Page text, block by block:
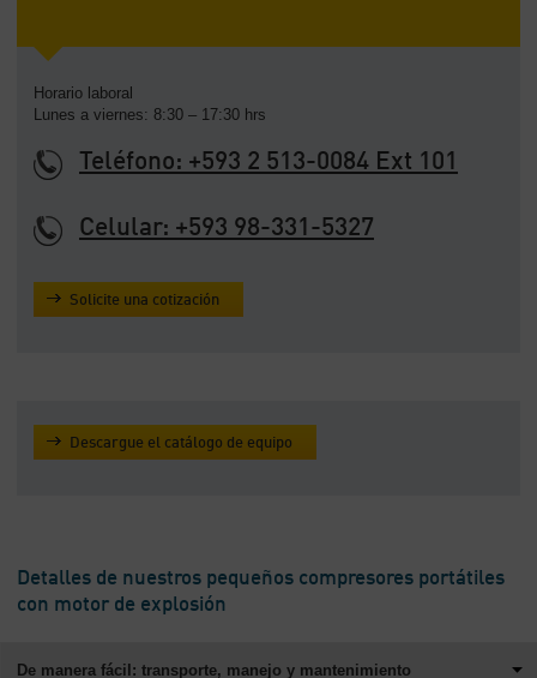
Horario laboral
Lunes a viernes: 8:30 – 17:30 hrs
Teléfono: +593 2 513-0084 Ext 101
Celular: +593 98-331-5327
Solicite una cotización
Descargue el catálogo de equipo
Detalles de nuestros pequeños compresores portátiles
con motor de explosión
De manera fácil: transporte, manejo y mantenimiento